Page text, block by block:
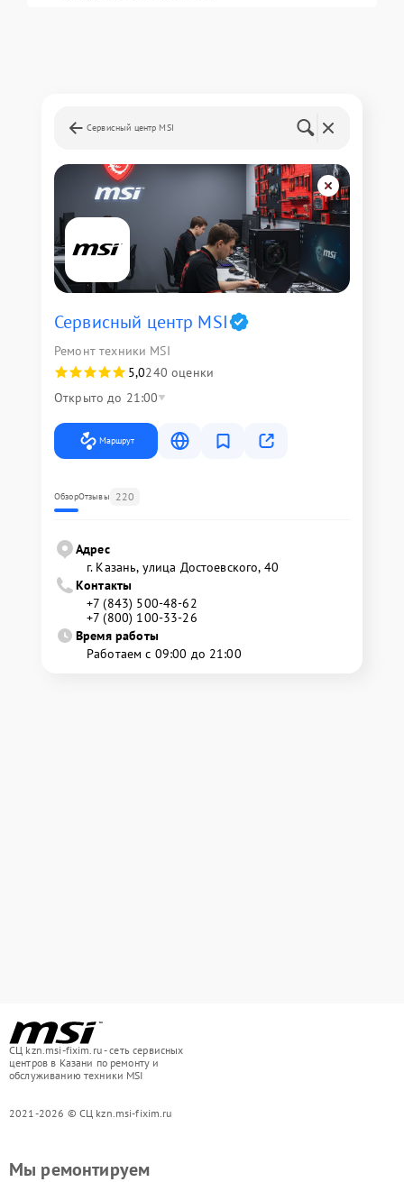
Сервисный центр MSI
Сервисный центр MSI
Ремонт техники MSI
5,0240 оценки
Открыто до 21:00
Маршрут
ОбзорОтзывы 220
Адрес
г. Казань, улица Достоевского, 40
Контакты
+7 (843) 500-48-62
+7 (800) 100-33-26
Время работы
Работаем с 09:00 до 21:00
СЦ kzn.msi-fixim.ru - сеть сервисных
центров в Казани по ремонту и
обслуживанию техники MSI
2021-2026 © СЦ kzn.msi-fixim.ru
Мы ремонтируем